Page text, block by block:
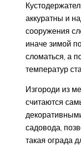
аккуратны и
сооружения
иначе зимой
сломаться, а
температур
Изгороди из
считаются
садовода,
такая ограда